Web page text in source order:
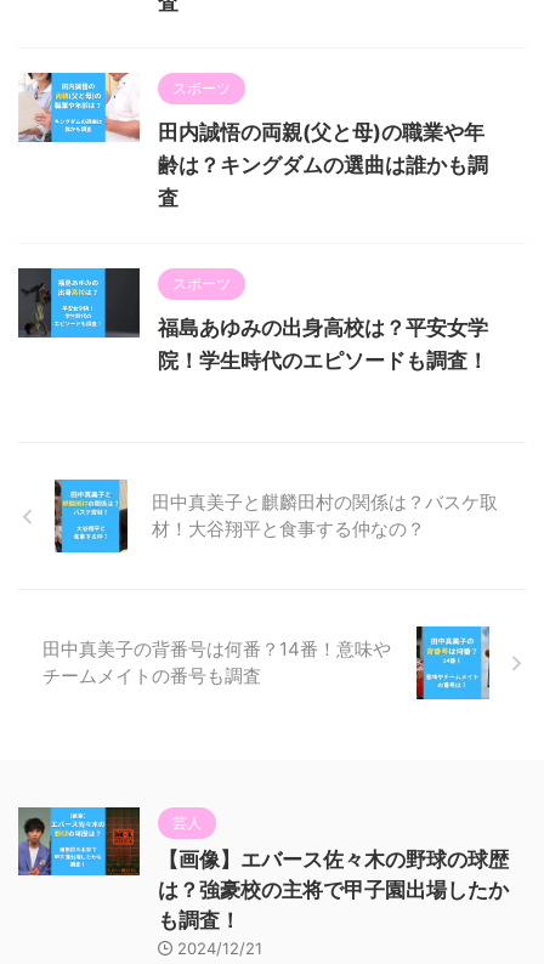
スポーツ
田内誠悟の両親(父と母)の職業や年
齢は？キングダムの選曲は誰かも調
査
スポーツ
福島あゆみの出身高校は？平安女学
院！学生時代のエピソードも調査！
田中真美子と麒麟田村の関係は？バスケ取
材！大谷翔平と食事する仲なの？
田中真美子の背番号は何番？14番！意味や
チームメイトの番号も調査
芸人
【画像】エバース佐々木の野球の球歴
は？強豪校の主将で甲子園出場したか
も調査！
2024/12/21